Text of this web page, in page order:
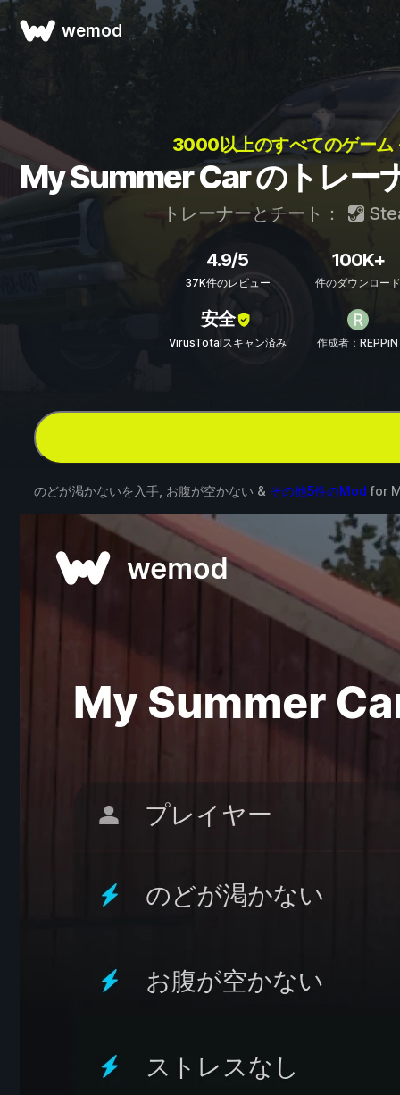
wemod
3000以上のすべてのゲー
My Summer Car のトレー
トレーナーとチート：
4.9/5
37K件のレビュー
100K+
件のダウンロード
安全
VirusTotalスキャン済み 作成者：REPPiN
のどが渇かないを入手, お腹が空かない & その他5件のMod for